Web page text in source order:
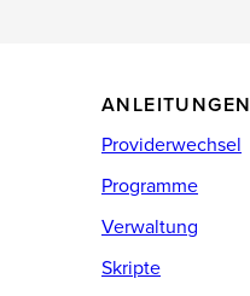
ANLEITUNGEN
Providerwechsel
Programme
Verwaltung
Skripte